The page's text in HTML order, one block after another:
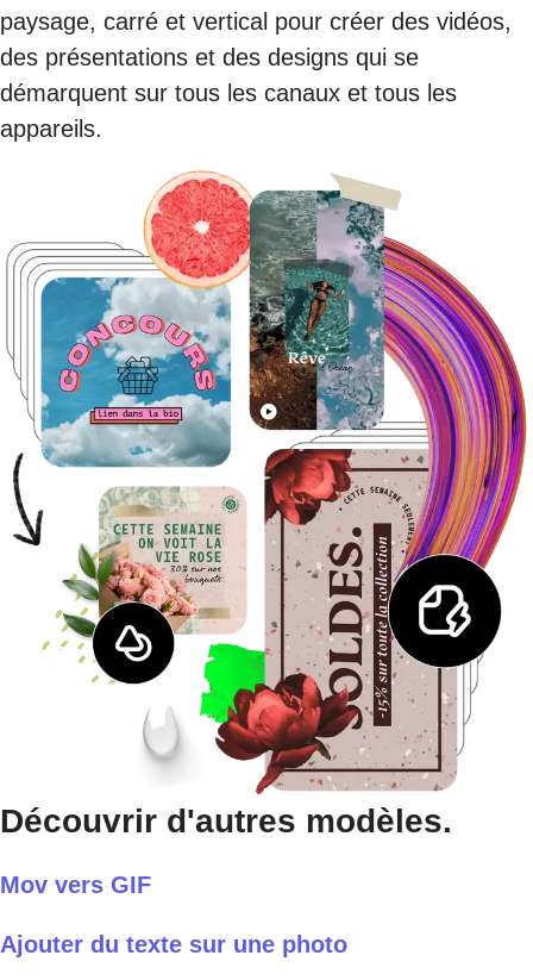
paysage, carré et vertical pour créer des vidéos,
des présentations et des designs qui se
démarquent sur tous les canaux et tous les
appareils.
Découvrir d'autres modèles.
Mov vers GIF
Ajouter du texte sur une photo